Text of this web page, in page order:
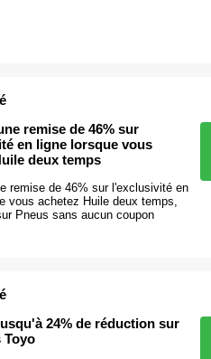
remise de 46% sur
en ligne lorsque vous
deux temps
remise de 46% sur l'exclusivité en
vous achetez Huile deux temps,
Pneus sans aucun coupon
24% de réduction sur
Toyo